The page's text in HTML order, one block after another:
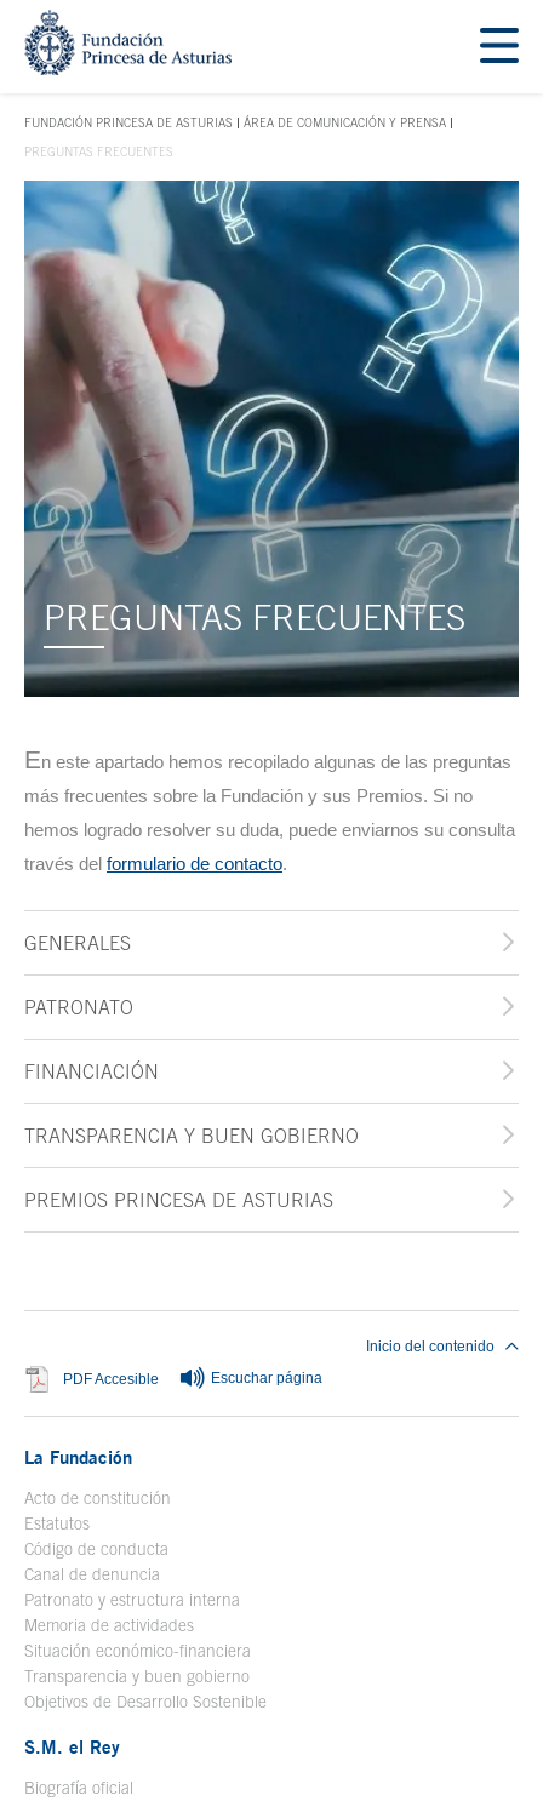
Saltar navegación. Ir directamente al contenido principal
FUNDACIÓN PRINCESA DE ASTURIAS
TECLA DE ACCESO 1
ÁREA DE COMUNICACIÓN Y PRENSA
PREGUNTAS FRECUENTES
Contenido principal
PREGUNTAS FRECUENTES
En este apartado hemos recopilado algunas de las preguntas
más frecuentes sobre la Fundación y sus Premios. Si no
hemos logrado resolver su duda, puede enviarnos su consulta
través del formulario de contacto.
GENERALES
PATRONATO
FINANCIACIÓN
TRANSPARENCIA Y BUEN GOBIERNO
PREMIOS PRINCESA DE ASTURIAS
PDF Accesible Se abre en ventana nueva
Escuchar página
Inicio del contenido
La Fundación
Acto de constitución
Estatutos
Código de conducta
Canal de denuncia
Patronato y estructura interna
Memoria de actividades
Situación económico-financiera
Transparencia y buen gobierno
Objetivos de Desarrollo Sostenible
S.M. el Rey
Biografía oficial